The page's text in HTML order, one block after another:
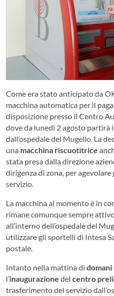
Come era stato anticipato da
macchina automatica per il
disposizione presso il Centro
dove da lunedì 2 agosto
dall’ospedale del Mugello. La
una macchina riscuotitrice
stata presa dalla direzione
dirigenza di zona, per
servizio.
La macchina al momento è in
rimane comunque sempre
all’interno dell’ospedale del
utilizzare gli sportelli di Intesa
postale.
Intanto nella mattina di domani
l’inaugurazione del centro
trasferimento del servizio